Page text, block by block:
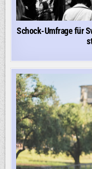
Schock-Umfrage für